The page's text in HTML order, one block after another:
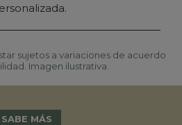
sujetos a variaciones de acuerdo
Imagen ilustrativa.
SABE MÁS